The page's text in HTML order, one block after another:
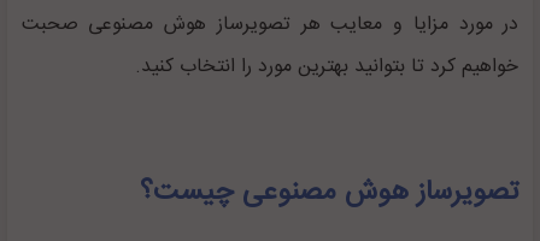
در مورد مزایا و معایب هر تصویرساز هوش مصنوعی صحبت
خواهیم کرد تا بتوانید بهترین مورد را انتخاب کنید.
تصویرساز هوش مصنوعی چیست؟